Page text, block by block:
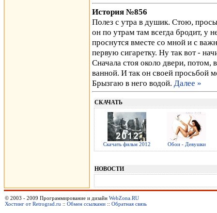
История №856
Полез с утра в душик. Стою,
он по утрам там всегда бродит, у
проснутся вместе со мной и с
первую сигаретку. Ну так вот -
Сначала стоя около двери, потом,
ванной. И так он своей просьбой
Брызгаю в него водой. Далее »
СКАЧАТЬ
Скачать фильм 2012 Обои - Девушки
НОВОСТИ
© 2003 - 2009 Программирование и дизайн WebZona.RU
Хостинг от Retrograd.ru :: Обмен ссылками :: Обратная связь